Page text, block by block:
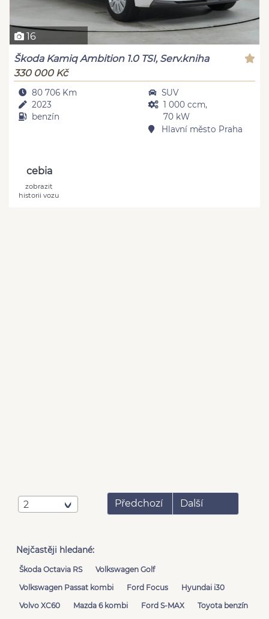
16
Škoda Kamiq Ambition 1.0 TSI, Serv.kniha
330 000 Kč
80 706 Km
2023
benzín
SUV
1 000 ccm,
70 kW
Hlavní město Praha
cebia
zobrazit
historii vozu
2 Předchozí Další
Nejčastěji hledané:
Škoda Octavia RS
Volkswagen Golf
Volkswagen Passat kombi
Ford Focus
Hyundai i30
Volvo XC60
Mazda 6 kombi Ford S-MAX Toyota benzín